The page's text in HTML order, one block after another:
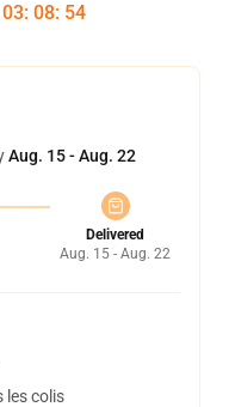
03: 08: 54
Aug. 15 - Aug. 22
Delivered
Aug. 15 - Aug. 22
les colis